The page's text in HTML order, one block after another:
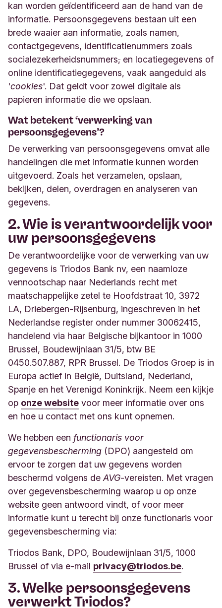
kan worden geïdentificeerd aan de hand van de
informatie. Persoonsgegevens bestaan uit een
brede waaier aan informatie, zoals namen,
contactgegevens, identificatienummers zoals
socialezekerheidsnummers, en locatiegegevens of
online identificatiegegevens, vaak aangeduid als
'cookies'. Dat geldt voor zowel digitale als
papieren informatie die we opslaan.
Wat betekent ‘verwerking van
persoonsgegevens’?
De verwerking van persoonsgegevens omvat alle
handelingen die met informatie kunnen worden
uitgevoerd. Zoals het verzamelen, opslaan,
bekijken, delen, overdragen en analyseren van
gegevens.
2. Wie is verantwoordelijk voor
uw persoonsgegevens
De verantwoordelijke voor de verwerking van uw
gegevens is Triodos Bank nv, een naamloze
vennootschap naar Nederlands recht met
maatschappelijke zetel te Hoofdstraat 10, 3972
LA, Driebergen-Rijsenburg, ingeschreven in het
Nederlandse register onder nummer 30062415,
handelend via haar Belgische bijkantoor in 1000
Brussel, Boudewijnlaan 31/5, btw BE
0450.507.887, RPR Brussel. De Triodos Groep is in
Europa actief in België, Duitsland, Nederland,
Spanje en het Verenigd Koninkrijk. Neem een kijkje
op onze website voor meer informatie over ons
en hoe u contact met ons kunt opnemen.
We hebben een functionaris voor
gegevensbescherming (DPO) aangesteld om
ervoor te zorgen dat uw gegevens worden
beschermd volgens de AVG-vereisten. Met vragen
over gegevensbescherming waarop u op onze
website geen antwoord vindt, of voor meer
informatie kunt u terecht bij onze functionaris voor
gegevensbescherming via:
Triodos Bank, DPO, Boudewijnlaan 31/5, 1000
Brussel of via e-mail privacy@triodos.be.
3. Welke persoonsgegevens
verwerkt Triodos?